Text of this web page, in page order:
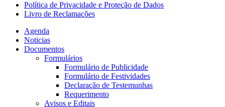
Política de Privacidade e Proteção de Dados
Livro de Reclamações
Agenda
Noticias
Documentos
Formulários
Formulário de Publicidade
Formulário de Festividades
Declaração de Testemunhas
Requerimento
Avisos e Editais